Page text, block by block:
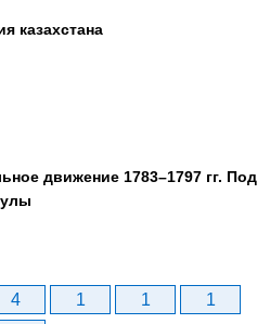
казахстана
движение 1783–1797 гг. Под
4 1 1
1